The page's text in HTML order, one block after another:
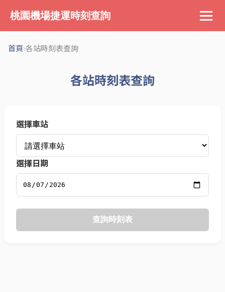
桃園機場捷運時刻查詢
首頁›各站時刻表查詢
各站時刻表查詢
選擇車站
選擇日期
查詢時刻表